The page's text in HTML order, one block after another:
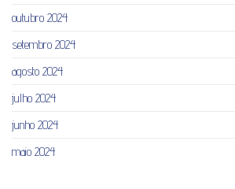
outubro 2024
setembro 2024
agosto 2024
julho 2024
junho 2024
maio 2024